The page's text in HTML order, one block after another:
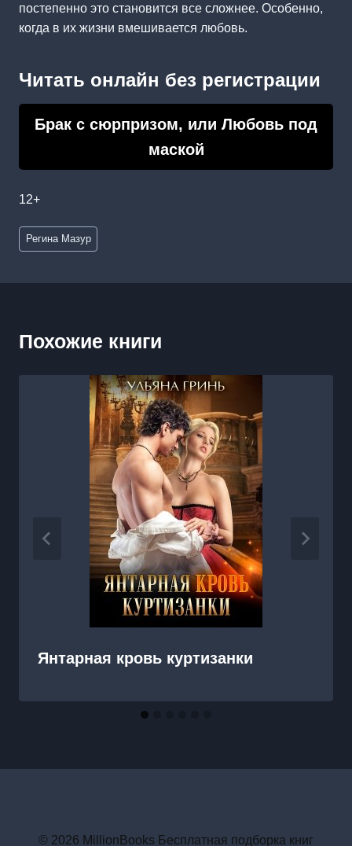
постепенно это становится все сложнее. Особенно,
когда в их жизни вмешивается любовь.
Читать онлайн без регистрации
Брак с сюрпризом, или Любовь под
маской
12+
Метки
записи:
Регина Мазур
Похожие книги
Янтарная кровь куртизанки
© 2026 MillionBooks Бесплатная подборка книг